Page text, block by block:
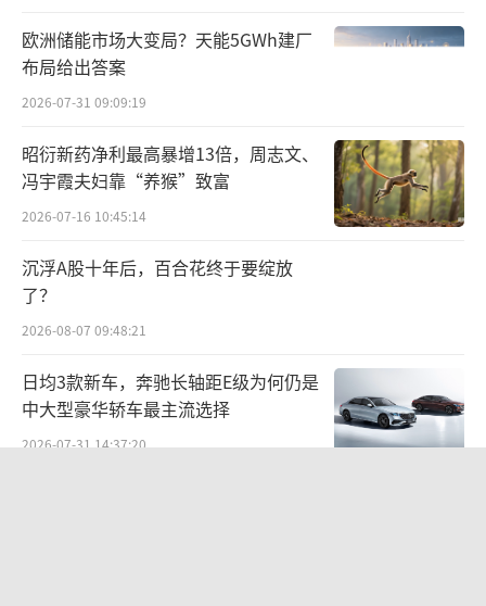
美业务及上游产业链（芯片）进行打击……此
情此景，好不熟悉。
正如《生物安全法案》修改后的8年“喘息
期”，是在给中国以外的CXO企业一个成长和
扩充产能的机会。在这一联盟的“加持”下，
新药，都给各方带来了抢食中国公司海外市场
的先机。
昔日被制裁的华为，终于自研出麒麟芯片
重夺高端手机的市场。如今被围剿的中国生物
医药产业，何时能闯出下一个“华为”？
欧洲储能市场大变局？天能5GWh建厂
布局给出答案
2026-07-31 09:09:19
昭衍新药净利最高暴增13倍，周志文、
冯宇霞夫妇靠“养猴”致富
2026-07-16 10:45:14
沉浮A股十年后，百合花终于要绽放
了？
2026-08-07 09:48:21
日均3款新车，奔驰长轴距E级为何仍是
中大型豪华轿车最主流选择
2026-07-31 14:37:20